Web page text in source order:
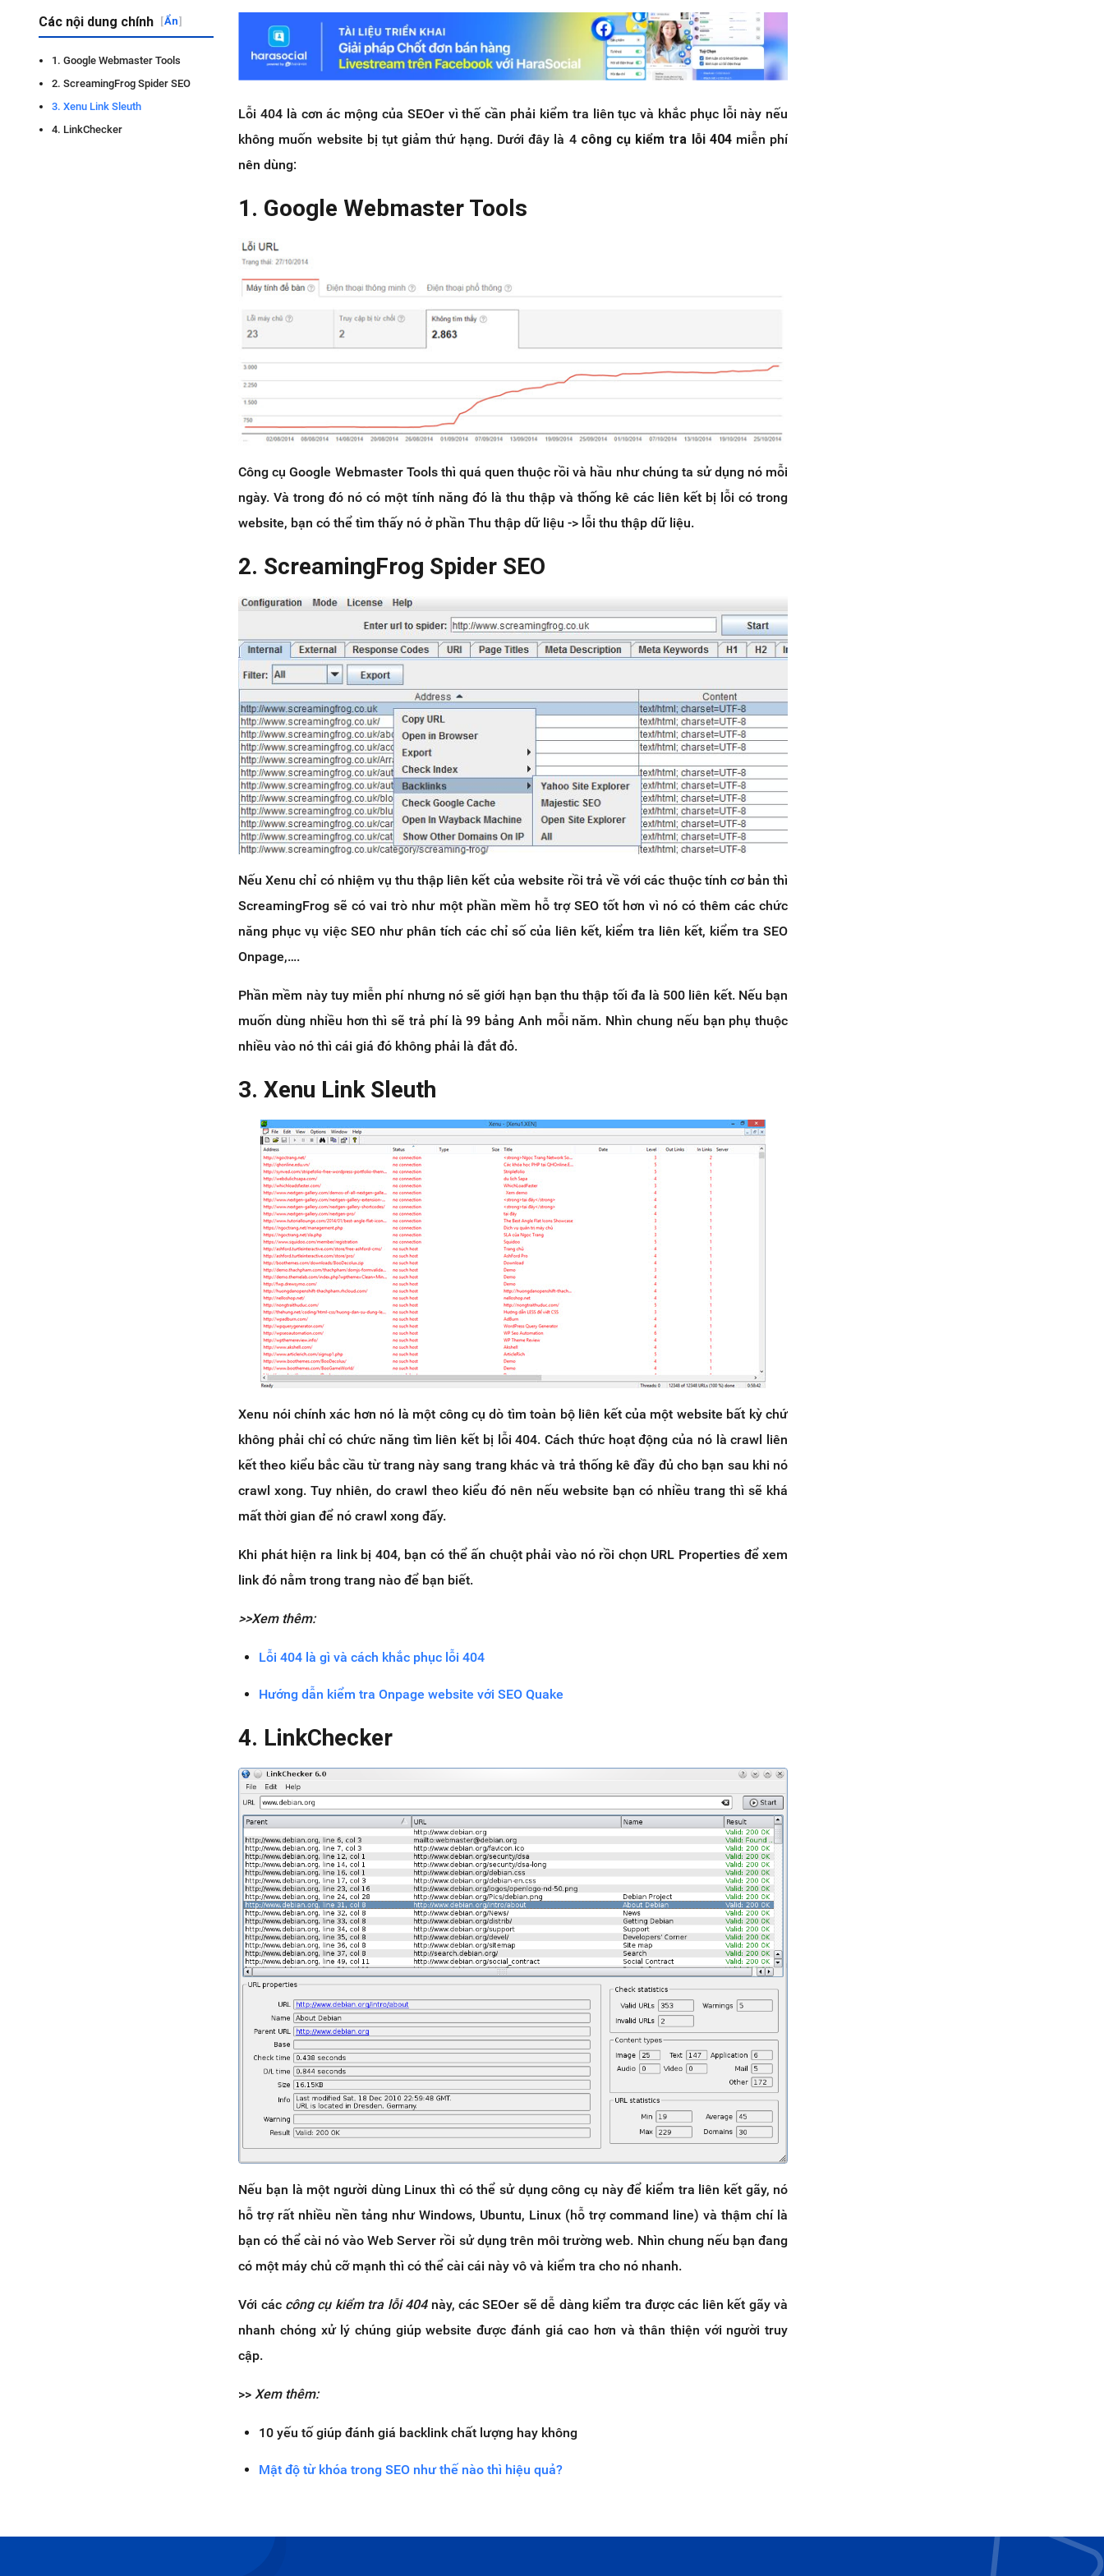
Các nội dung chính [Ẩn]
1. Google Webmaster Tools
2. ScreamingFrog Spider SEO
3. Xenu Link Sleuth
4. LinkChecker
Lỗi 404 là cơn ác mộng của SEOer vì thế cần phải kiểm tra liên tục và khắc phục lỗi này nếu
không muốn website bị tụt giảm thứ hạng. Dưới đây là 4 công cụ kiểm tra lỗi 404 miễn phí
nên dùng:
1. Google Webmaster Tools
Công cụ Google Webmaster Tools thì quá quen thuộc rồi và hầu như chúng ta sử dụng nó mỗi
ngày. Và trong đó nó có một tính năng đó là thu thập và thống kê các liên kết bị lỗi có trong
website, bạn có thể tìm thấy nó ở phần Thu thập dữ liệu -> lỗi thu thập dữ liệu.
2. ScreamingFrog Spider SEO
Nếu Xenu chỉ có nhiệm vụ thu thập liên kết của website rồi trả về với các thuộc tính cơ bản thì
ScreamingFrog sẽ có vai trò như một phần mềm hỗ trợ SEO tốt hơn vì nó có thêm các chức
năng phục vụ việc SEO như phân tích các chỉ số của liên kết, kiểm tra liên kết, kiểm tra SEO
Onpage,….
Phần mềm này tuy miễn phí nhưng nó sẽ giới hạn bạn thu thập tối đa là 500 liên kết. Nếu bạn
muốn dùng nhiều hơn thì sẽ trả phí là 99 bảng Anh mỗi năm. Nhìn chung nếu bạn phụ thuộc
nhiều vào nó thì cái giá đó không phải là đắt đỏ.
3. Xenu Link Sleuth
Xenu nói chính xác hơn nó là một công cụ dò tìm toàn bộ liên kết của một website bất kỳ chứ
không phải chỉ có chức năng tìm liên kết bị lỗi 404. Cách thức hoạt động của nó là crawl liên
kết theo kiểu bắc cầu từ trang này sang trang khác và trả thống kê đầy đủ cho bạn sau khi nó
crawl xong. Tuy nhiên, do crawl theo kiểu đó nên nếu website bạn có nhiều trang thì sẽ khá
mất thời gian để nó crawl xong đấy.
Khi phát hiện ra link bị 404, bạn có thể ấn chuột phải vào nó rồi chọn URL Properties để xem
link đó nằm trong trang nào để bạn biết.
>>Xem thêm:
Lỗi 404 là gì và cách khắc phục lỗi 404
Hướng dẫn kiểm tra Onpage website với SEO Quake
4. LinkChecker
Nếu bạn là một người dùng Linux thì có thể sử dụng công cụ này để kiểm tra liên kết gãy, nó
hỗ trợ rất nhiều nền tảng như Windows, Ubuntu, Linux (hỗ trợ command line) và thậm chí là
bạn có thể cài nó vào Web Server rồi sử dụng trên môi trường web. Nhìn chung nếu bạn đang
có một máy chủ cỡ mạnh thì có thể cài cái này vô và kiểm tra cho nó nhanh.
Với các công cụ kiểm tra lỗi 404này, các SEOer sẽ dễ dàng kiểm tra được các liên kết gãy và
nhanh chóng xử lý chúng giúp website được đánh giá cao hơn và thân thiện với người truy
cập.
>> Xem thêm:
10 yếu tố giúp đánh giá backlink chất lượng hay không
Mật độ từ khóa trong SEO như thế nào thì hiệu quả?